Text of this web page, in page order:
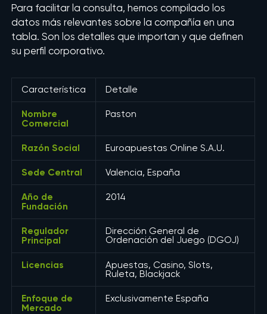
Para facilitar la consulta, hemos compilado los
datos más relevantes sobre la compañía en una
tabla. Son los detalles que importan y que definen
su perfil corporativo.
Característica Detalle
Nombre
Comercial
Paston
Razón Social Euroapuestas Online S.A.U.
Sede Central Valencia, España
Año de
Fundación
2014
Regulador
Principal
Dirección General de
Ordenación del Juego (DGOJ)
Licencias
Apuestas, Casino, Slots,
Ruleta, Blackjack
Enfoque de
Mercado
Exclusivamente España